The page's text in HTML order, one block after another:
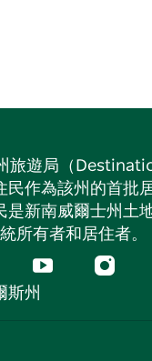
旅遊局（
民作為該州的首批
是新南威爾士州土
統所有者和居住者。
Youtube
斯州